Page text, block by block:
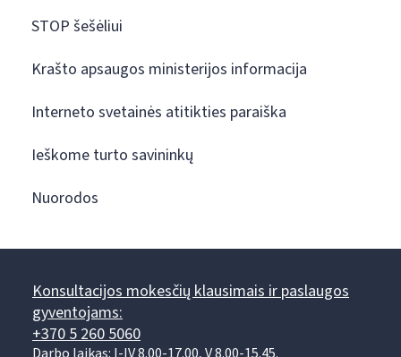
STOP šešėliui
Krašto apsaugos ministerijos informacija
Interneto svetainės atitikties paraiška
Ieškome turto savininkų
Nuorodos
Konsultacijos mokesčių klausimais ir paslaugos
gyventojams:
+370 5 260 5060